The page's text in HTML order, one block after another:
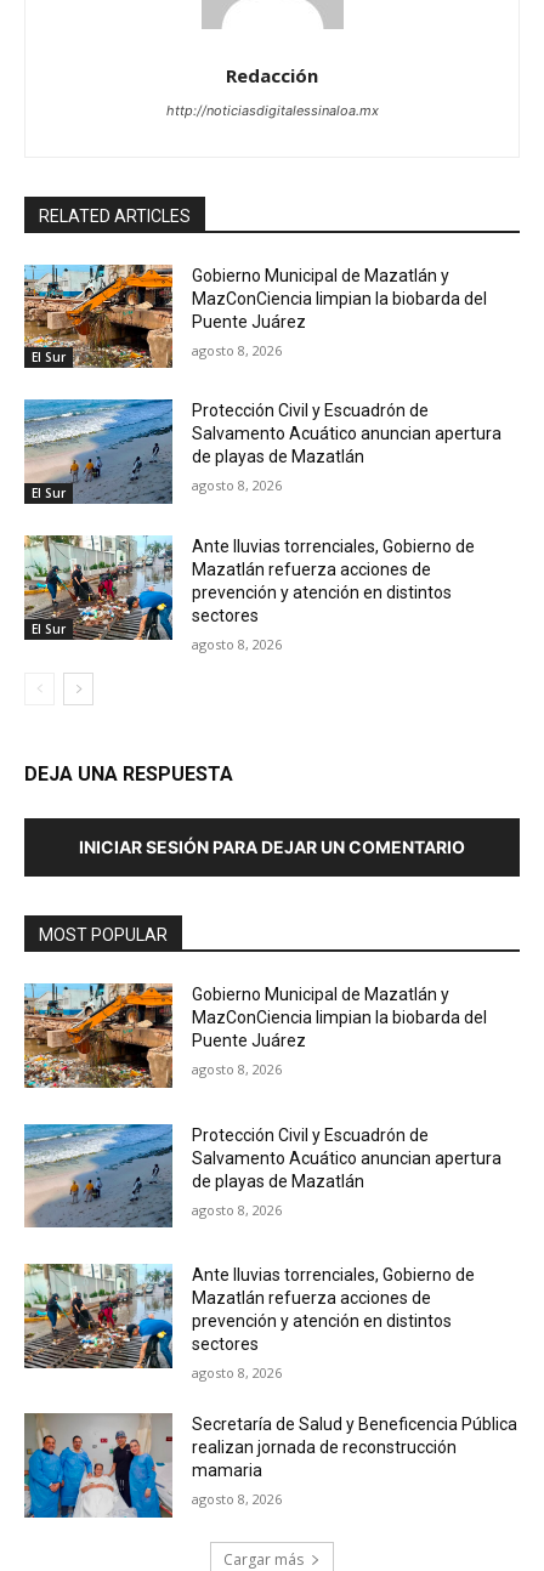
Redacción
http://noticiasdigitalessinaloa.mx
RELATED ARTICLES
El Sur
Gobierno Municipal de Mazatlán y
MazConCiencia limpian la biobarda del
Puente Juárez
agosto 8, 2026
El Sur
Protección Civil y Escuadrón de
Salvamento Acuático anuncian apertura
de playas de Mazatlán
agosto 8, 2026
El Sur
Ante lluvias torrenciales, Gobierno de
Mazatlán refuerza acciones de
prevención y atención en distintos
sectores
agosto 8, 2026
DEJA UNA RESPUESTA
INICIAR SESIÓN PARA DEJAR UN COMENTARIO
MOST POPULAR
Gobierno Municipal de Mazatlán y
MazConCiencia limpian la biobarda del
Puente Juárez
agosto 8, 2026
Protección Civil y Escuadrón de
Salvamento Acuático anuncian apertura
de playas de Mazatlán
agosto 8, 2026
Ante lluvias torrenciales, Gobierno de
Mazatlán refuerza acciones de
prevención y atención en distintos
sectores
agosto 8, 2026
Secretaría de Salud y Beneficencia Pública
realizan jornada de reconstrucción
mamaria
agosto 8, 2026
Cargar más